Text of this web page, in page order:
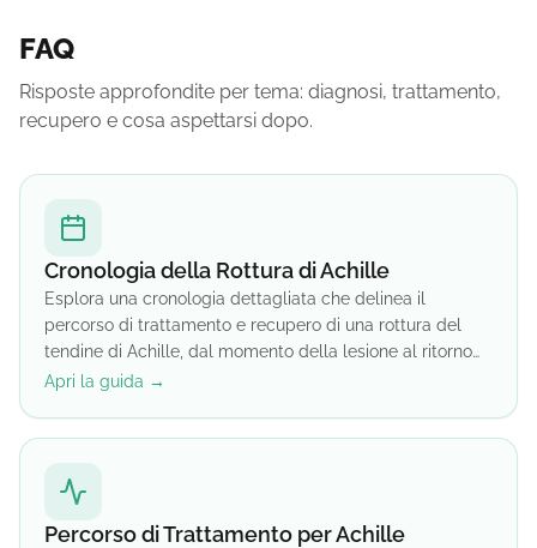
FAQ
Risposte approfondite per tema: diagnosi, trattamento,
recupero e cosa aspettarsi dopo.
Cronologia della Rottura di Achille
Esplora una cronologia dettagliata che delinea il
percorso di trattamento e recupero di una rottura del
tendine di Achille, dal momento della lesione al ritorno
all'attività senza restrizioni. Scopri le fasi cruciali e le
Apri la guida →
Percorso di Trattamento per Achille